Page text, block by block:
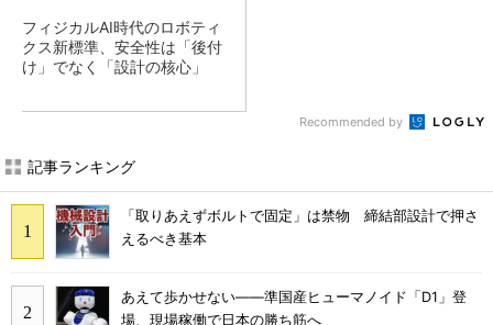
フィジカルAI時代のロボティ
クス新標準、安全性は「後付
け」でなく「設計の核心」
Recommended by
記事ランキング
「取りあえずボルトで固定」は禁物 締結部設計で押さ
えるべき基本
あえて歩かせない――準国産ヒューマノイド「D1」登
場、現場稼働で日本の勝ち筋へ